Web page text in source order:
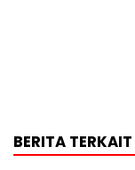
BERITA TERKAIT